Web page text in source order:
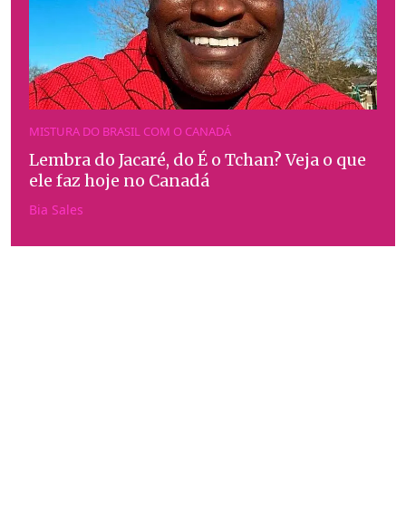
MISTURA DO BRASIL COM O CANADÁ
Lembra do Jacaré, do É o Tchan? Veja o que
ele faz hoje no Canadá
Bia Sales